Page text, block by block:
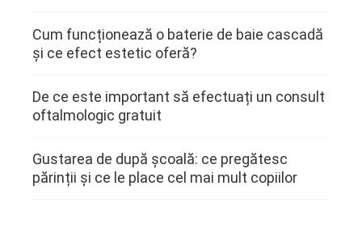
Cum funcționează o baterie de baie cascadă
și ce efect estetic oferă?
De ce este important să efectuați un consult
oftalmologic gratuit
Gustarea de după școală: ce pregătesc
părinții și ce le place cel mai mult copiilor